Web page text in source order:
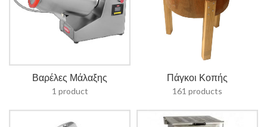
Βαρέλες Μάλαξης
1 product
Πάγκοι Κοπής
161 products